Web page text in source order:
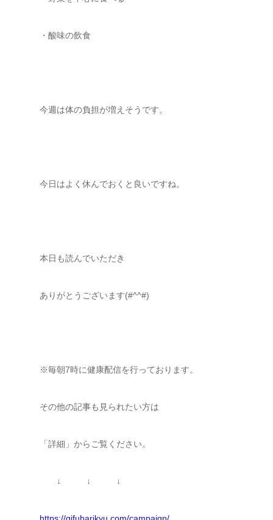
・酸味の飲食
今週は体の負担が増えそうです。
今日はよく休んでおくと良いですね。
本日も読んでいただき
ありがとうございます(#^^#)
※毎朝7時に健康配信を行っております。
その他の記事も見られたい方は
「詳細」からご覧ください。
↓ ↓ ↓